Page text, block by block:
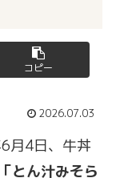
コピー
2026.07.03
月4日、牛丼
「とん汁みそら